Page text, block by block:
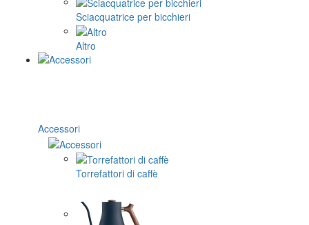
Sciacquatrice per bicchieri
Altro
Accessori
Torrefattori di caffè